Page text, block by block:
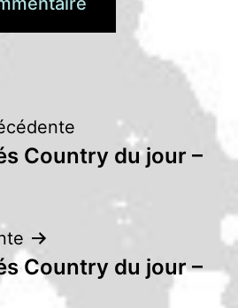
Country du jour –
Country du jour –